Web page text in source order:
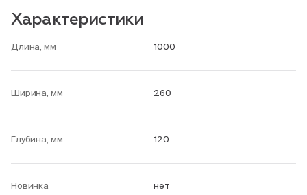
Характеристики
Длина, мм 1000
Ширина, мм 260
Глубина, мм 120
Новинка нет